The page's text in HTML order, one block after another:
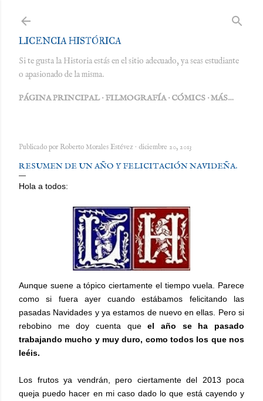
LICENCIA HISTÓRICA
Si te gusta la Historia estás en el sitio adecuado, ya seas estudiante
o apasionado de la misma.
PÁGINA PRINCIPAL FILMOGRAFÍA CÓMICS MÁS…
Publicado por Roberto Morales Estévez diciembre 20, 2013
RESUMEN DE UN AÑO Y FELICITACIÓN NAVIDEÑA.
Hola a todos:
Aunque suene a tópico ciertamente el tiempo vuela. Parece
como si fuera ayer cuando estábamos felicitando las
pasadas Navidades y ya estamos de nuevo en ellas. Pero si
rebobino me doy cuenta queel año se ha pasado
trabajando mucho y muy duro, como todos los que nos
leéis.
Los frutos ya vendrán, pero ciertamente del 2013 poca
queja puedo hacer en mi caso dado lo que está cayendo y